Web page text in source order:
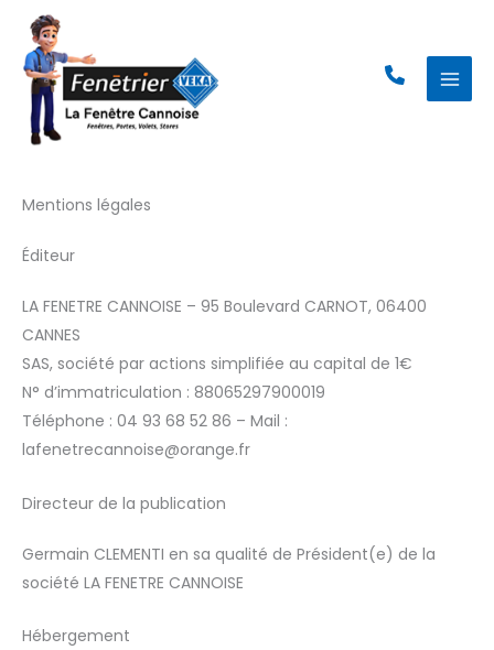
contenu
Mentions légales
Éditeur
LA FENETRE CANNOISE – 95 Boulevard CARNOT, 06400
CANNES
SAS, société par actions simplifiée au capital de 1€
N° d’immatriculation : 88065297900019
Téléphone : 04 93 68 52 86 – Mail :
lafenetrecannoise@orange.fr
Directeur de la publication
Germain CLEMENTI en sa qualité de Président(e) de la
société LA FENETRE CANNOISE
Hébergement